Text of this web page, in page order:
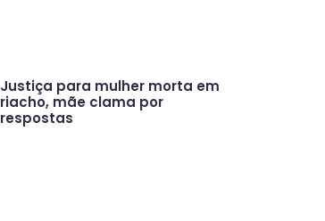
Justiça para mulher morta em
riacho, mãe clama por
respostas